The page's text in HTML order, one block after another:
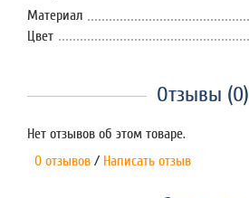
Материал
Цвет
Отзывы (0)
Нет отзывов об этом товаре.
0 отзывов / Написать отзыв